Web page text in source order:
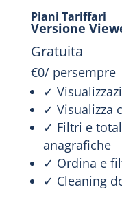
Piani Tariffari
Versione
Gratuita
€0/persempre
✓
✓ Visualizza
✓ Filtri e
anagrafiche
✓ Ordina e
✓ Cleaning